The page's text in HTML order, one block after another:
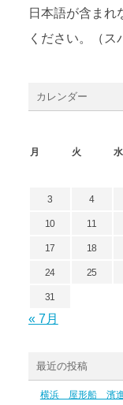
日本語が含まれ
ください。（ス
カレンダー
月 火 水
3 4
10 11
17 18
24 25
31
« 7月
最近の投稿
横浜 屋形船 濱